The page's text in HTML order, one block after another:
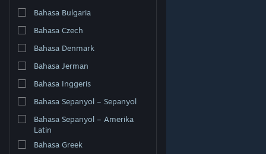
Bahasa Bulgaria
Bahasa Czech
Bahasa Denmark
Bahasa Jerman
Bahasa Inggeris
Bahasa Sepanyol – Sepanyol
Bahasa Sepanyol – Amerika
Latin
Bahasa Greek